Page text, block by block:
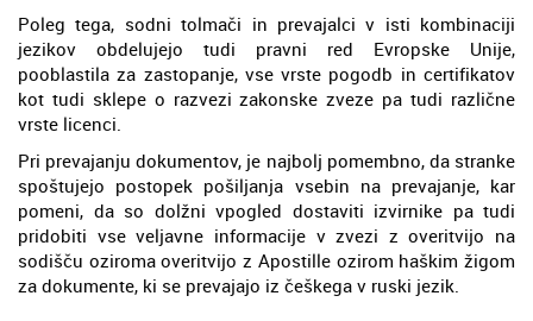
Poleg tega, sodni tolmači in prevajalci v isti kombinaciji
jezikov obdelujejo tudi pravni red Evropske Unije,
pooblastila za zastopanje, vse vrste pogodb in certifikatov
kot tudi sklepe o razvezi zakonske zveze pa tudi različne
vrste licenci.
Pri prevajanju dokumentov, je najbolj pomembno, da stranke
spoštujejo postopek pošiljanja vsebin na prevajanje, kar
pomeni, da so dolžni vpogled dostaviti izvirnike pa tudi
pridobiti vse veljavne informacije v zvezi z overitvijo na
sodišču oziroma overitvijo z Apostille ozirom haškim žigom
za dokumente, ki se prevajajo iz češkega v ruski jezik.